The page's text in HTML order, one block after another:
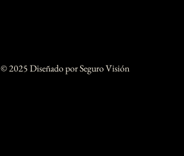
© 2025 Diseñado por Seguro Visión